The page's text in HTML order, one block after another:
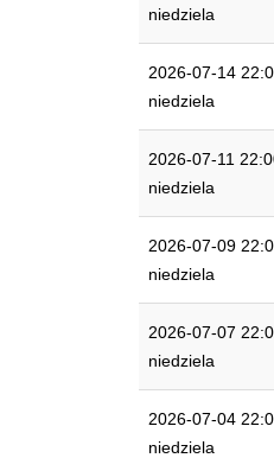
niedziela
2026-07-14
niedziela
2026-07-11
niedziela
2026-07-09
niedziela
2026-07-07
niedziela
2026-07-04
niedziela